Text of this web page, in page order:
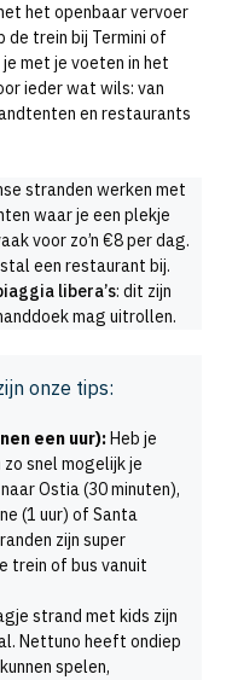
het openbaar vervoer
de trein bij Termini of
met je voeten in het
ieder wat wils: van
en restaurants
stranden werken met
waar je een plekje
voor zo’n €8 per dag.
een restaurant bij.
libera’s: dit zijn
mag uitrollen.
onze tips:
een uur): Heb je
snel mogelijk je
Ostia (30 minuten),
(1 uur) of Santa
zijn super
trein of bus vanuit
strand met kids zijn
Nettuno heeft ondiep
spelen,